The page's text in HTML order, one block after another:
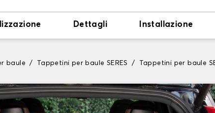
Dettagli Installazione
baule Tappetini per baule SERES Tappetini per baule